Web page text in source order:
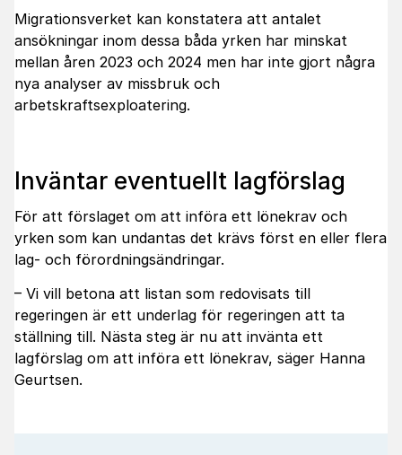
Migrationsverket kan konstatera att antalet
ansökningar inom dessa båda yrken har minskat
mellan åren 2023 och 2024 men har inte gjort några
nya analyser av missbruk och
arbetskraftsexploatering.
Inväntar eventuellt lagförslag
För att förslaget om att införa ett lönekrav och
yrken som kan undantas det krävs först en eller flera
lag- och förordningsändringar.
– Vi vill betona att listan som redovisats till
regeringen är ett underlag för regeringen att ta
ställning till. Nästa steg är nu att invänta ett
lagförslag om att införa ett lönekrav, säger Hanna
Geurtsen.